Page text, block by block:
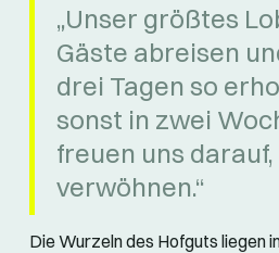
„Unser größtes
Gäste abreisen
drei Tagen so
sonst in zwei
freuen uns darauf,
verwöhnen.“
Die Wurzeln des Hofguts liegen